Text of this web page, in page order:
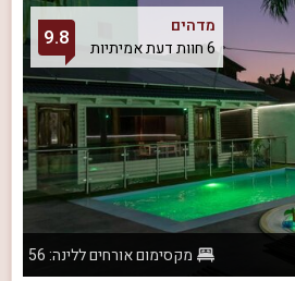
מדהים
6 חוות דעת אמיתיות
9.8
מקסימום אורחים ללינה: 56